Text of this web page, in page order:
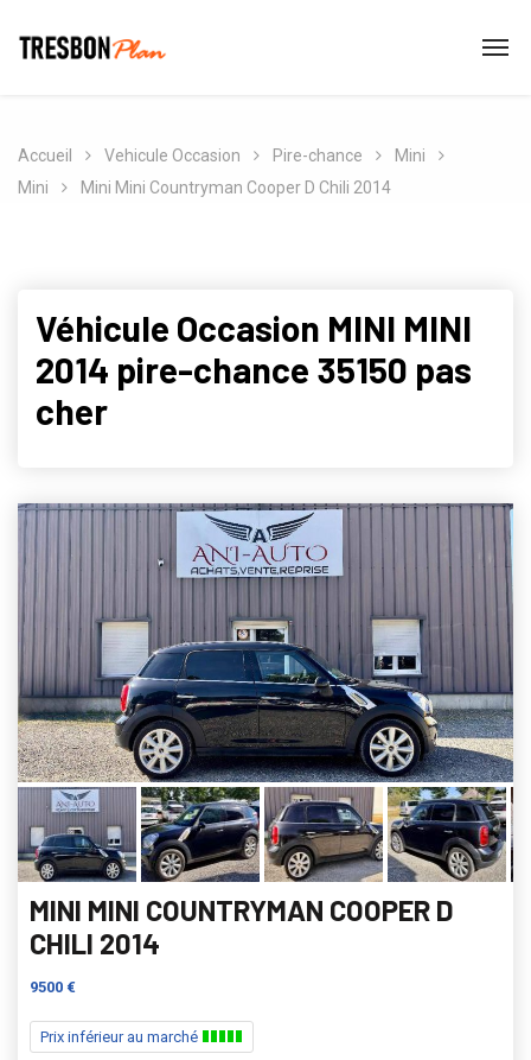
Accueil Vehicule Occasion Pire-chance
Mini
Mini
Mini Mini Countryman Cooper D Chili 2014
Véhicule Occasion MINI MINI
2014 pire-chance 35150 pas
cher
MINI MINI COUNTRYMAN COOPER D
CHILI 2014
9500 €
Prix inférieur au marché